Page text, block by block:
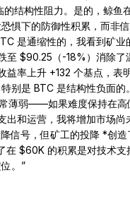
的结构性阻力。是的，鲸鱼
惧下的防御性积累，而非
是通缩性的，我看到矿业
至 $90.25（-18%）消除了
益率上升 +132 个基点，表
别是 BTC 是结构性负面的
薄弱——如果难度保持在高
出和运营，我将增加市场
信号，但矿工的投降 *创造
在 $60K 的积累是对技术支
。 ”